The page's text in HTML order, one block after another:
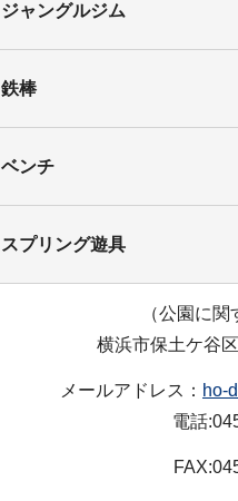
ジャングルジム
鉄棒
ベンチ
スプリング遊具
（公園に関
横浜市保土ケ谷
メールアドレス： ho-
電話